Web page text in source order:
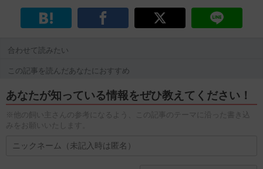
合わせて読みたい
この記事を読んだあなたにおすすめ
あなたが知っている情報をぜひ教えてください！
※他の飼い主さんの参考になるよう、この記事のテーマに沿った書き込
みをお願いいたします。